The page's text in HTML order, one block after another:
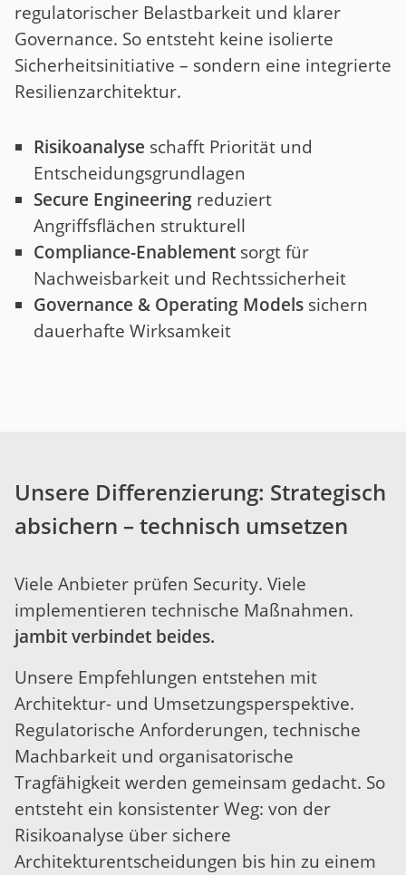
regulatorischer Belastbarkeit und klarer
Governance. So entsteht keine isolierte
Sicherheitsinitiative – sondern eine integrierte
Resilienzarchitektur.
Risikoanalyse schafft Priorität und
Entscheidungsgrundlagen
Secure Engineering reduziert
Angriffsflächen strukturell
Compliance-Enablement sorgt für
Nachweisbarkeit und Rechtssicherheit
Governance & Operating Models sichern
dauerhafte Wirksamkeit
Unsere Differenzierung: Strategisch
absichern – technisch umsetzen
Viele Anbieter prüfen Security. Viele
implementieren technische Maßnahmen.
jambit verbindet beides.
Unsere Empfehlungen entstehen mit
Architektur- und Umsetzungsperspektive.
Regulatorische Anforderungen, technische
Machbarkeit und organisatorische
Tragfähigkeit werden gemeinsam gedacht. So
entsteht ein konsistenter Weg: von der
Risikoanalyse über sichere
Architekturentscheidungen bis hin zu einem